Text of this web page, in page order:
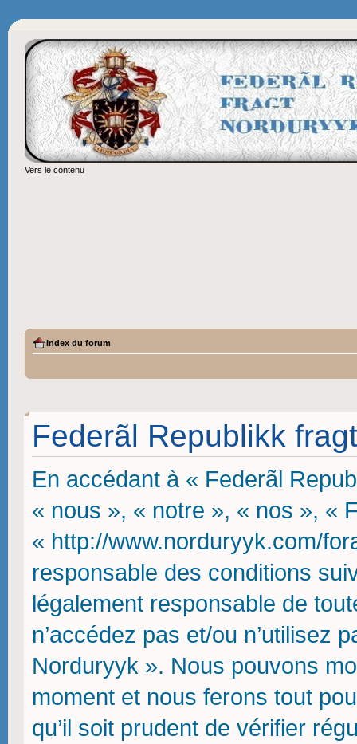
Vers le contenu
Index du forum
Federãl Republikk
En accédant à « Federãl
« nous », « notre », « nos », «
« http://www.norduryyk.com/
responsable des conditions
légalement responsable de
n’accédez pas et/ou n’utilisez
Norduryyk ». Nous pouvons
moment et nous ferons tout
qu’il soit prudent de vérifier